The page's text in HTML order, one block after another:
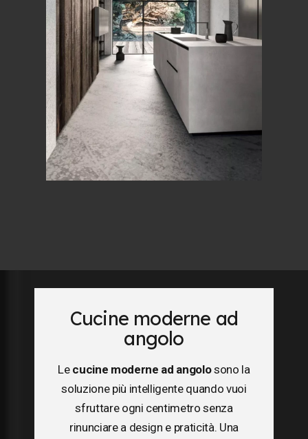
Cucine moderne ad
angolo
Le cucine moderne ad angolosono la
soluzione più intelligente quando vuoi
sfruttare ogni centimetro senza
rinunciare a design e praticità. Una